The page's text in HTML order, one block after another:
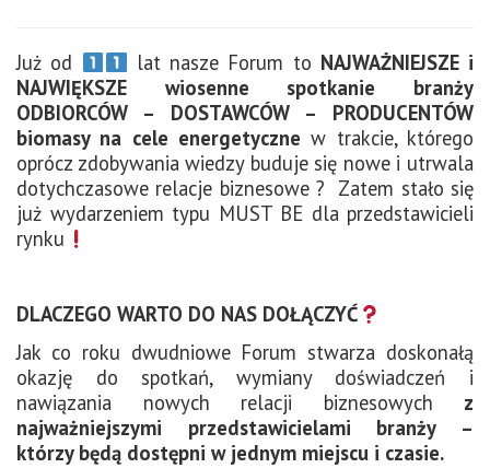
Już od lat nasze Forum to NAJWAŻNIEJSZE i
NAJWIĘKSZE wiosenne spotkanie branży
ODBIORCÓW – DOSTAWCÓW – PRODUCENTÓW
biomasy na cele energetyczne w trakcie, którego
oprócz zdobywania wiedzy buduje się nowe i utrwala
dotychczasowe relacje biznesowe ? Zatem stało się
już wydarzeniem typu MUST BE dla przedstawicieli
rynku
DLACZEGO WARTO DO NAS DOŁĄCZYĆ
Jak co roku dwudniowe Forum stwarza doskonałą
okazję do spotkań, wymiany doświadczeń i
nawiązania nowych relacji biznesowych z
najważniejszymi przedstawicielami branży –
którzy będą dostępni w jednym miejscu i czasie.